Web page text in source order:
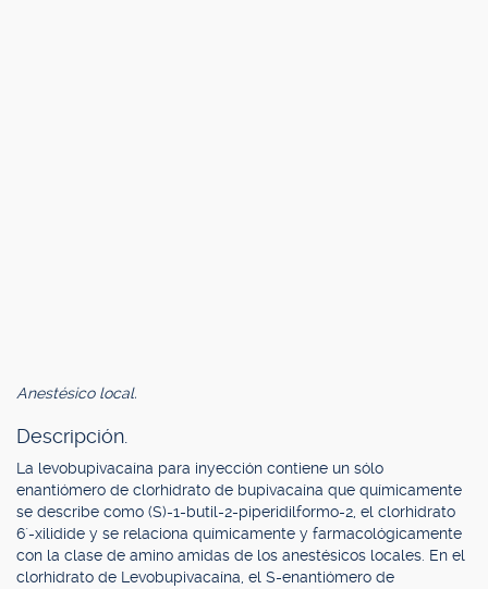
Anestésico local.
Descripción.
La levobupivacaína para inyección contiene un sólo
enantiómero de clorhidrato de bupivacaína que químicamente
se describe como (S)-1-butil-2-piperidilformo-2, el clorhidrato
6`-xilidide y se relaciona químicamente y farmacológicamente
con la clase de amino amidas de los anestésicos locales. En el
clorhidrato de Levobupivacaína, el S-enantiómero de